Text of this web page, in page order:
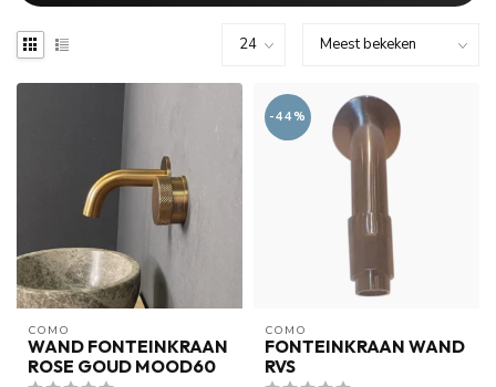
COMO
WAND FONTEINKRAAN
ROSE GOUD MOOD60
-44%
COMO
FONTEINKRAAN WAND
RVS